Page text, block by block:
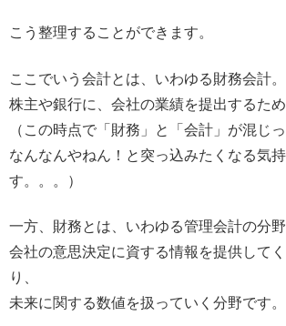
こう整理することができます。
ここでいう会計とは、いわゆる財務会計。
株主や銀行に、会社の業績を提出するため
（この時点で「財務」と「会計」が混じっ
なんなんやねん！と突っ込みたくなる気
す。。。）
一方、財務とは、いわゆる管理会計の分野
会社の意思決定に資する情報を提供して
り、
未来に関する数値を扱っていく分野です。